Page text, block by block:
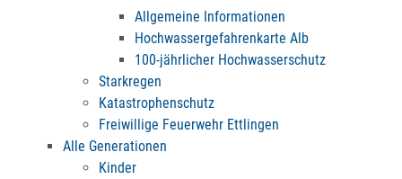
Allgemeine Informationen
Hochwassergefahrenkarte Alb
100-jährlicher Hochwasserschutz
Starkregen
Katastrophenschutz
Freiwillige Feuerwehr Ettlingen
Alle Generationen
Kinder